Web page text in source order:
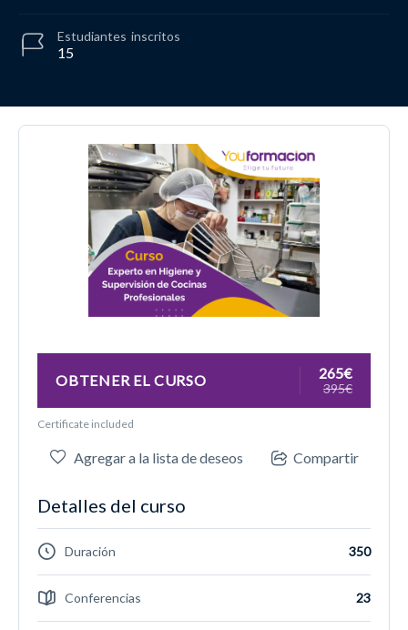
15
Estudiantes inscritos
OBTENER EL CURSO 265€
395€
Certificate included
Agregar a la lista de deseos Compartir
Detalles del curso
Duración 350
Conferencias 23